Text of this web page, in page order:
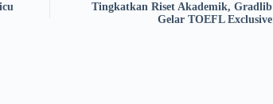
Tingkatkan Riset Akademik, Gradlib
Gelar TOEFL Exclusive